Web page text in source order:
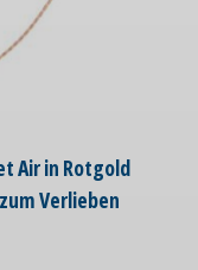
Air in Rotgold
Verlieben